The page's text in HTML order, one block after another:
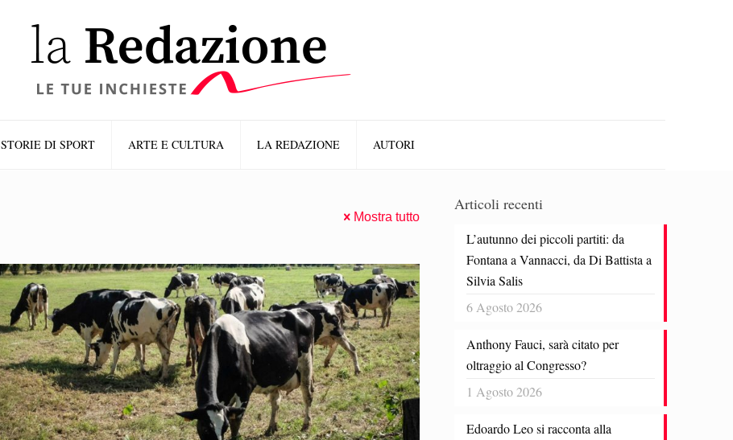
STORIE DI SPORT ARTE E CULTURA LA REDAZIONE AUTORI
Mostra tutto
Articoli recenti
L’autunno dei piccoli partiti: da
Fontana a Vannacci, da Di Battista a
Silvia Salis
6 Agosto 2026
Anthony Fauci, sarà citato per
oltraggio al Congresso?
1 Agosto 2026
Edoardo Leo si racconta alla